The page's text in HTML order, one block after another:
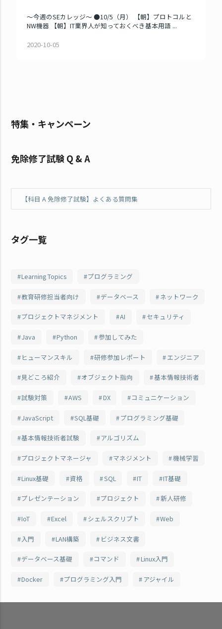
～今週のSEカレッジ～ ●10/5（月） 【朝】プロトコルと
NW機器 【朝】IT業界人が知っておくべき基本用語 ...
2020-10-05
特集・キャンペーン
免除修了試験 Q & A
【科目 A 免除修了試験】よくある質問集
タグ一覧
Learning Topics プログラミング
教育研修担当者向け データベース ネットワーク
プロジェクトマネジメント AI セキュリティ
Java Python 参加してみた
ヒューマンスキル 研修参加レポート エンジニア
見どころ紹介 オブジェクト指向 基本情報技術者
試験対策 AWS DX コミュニケーション
JavaScript SQL基礎 プログラミング基礎
基本情報技術者試験 アルゴリズム
プロジェクトマネージャ マネジメント 機械学習
Linux基礎 資格 SQL IT IT基礎
プレゼンテーション プロジェクト 新人研修
IoT Excel シェルスクリプト Web
入門 LAN構築 ビジネス文書
データベース基礎 コマンド Linux入門
Docker プログラミング入門 アジャイル